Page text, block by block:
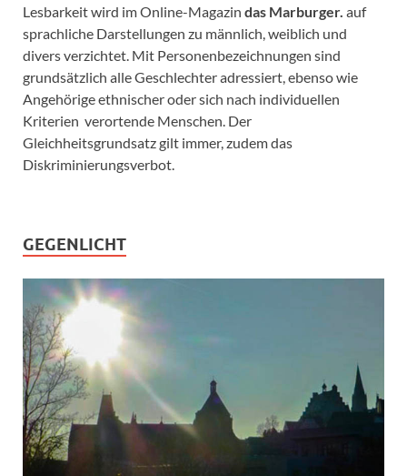
Lesbarkeit wird im Online-Magazin das Marburger. auf
sprachliche Darstellungen zu männlich, weiblich und
divers verzichtet. Mit Personenbezeichnungen sind
grundsätzlich alle Geschlechter adressiert, ebenso wie
Angehörige ethnischer oder sich nach individuellen
Kriterien verortende Menschen. Der
Gleichheitsgrundsatz gilt immer, zudem das
Diskriminierungsverbot.
GEGENLICHT